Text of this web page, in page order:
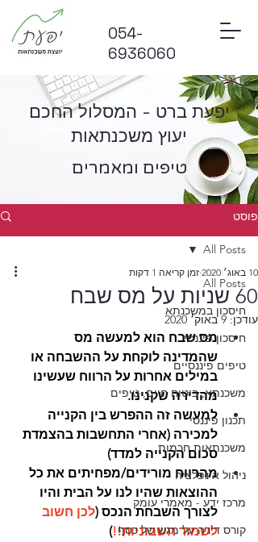
054-
6936060
פוסט
All Posts
חיסכון במשכנתא
חיסכון פיננסי
טיפים פיננסיים
משכנתא, ביטוח חיים, טיפים
תכנון פיננסי
משכנתאות חכמות
ניהול אינפלציה
מרכז ידע - מאמרי עומק
קורס דירה על מגש של כסף
All Posts
60 שניות על מס שבח
10 באוג׳ 2020 זמן קריאה 1 דקות
עודכן:9 באוק׳ 2020
מס שבח הוא למעשה מס
שהמדינה לוקחת על ההשבחה או
במילים אחרות על הרווח שעשינו
מהדירה שקנינו.
למעשה זה ההפרש בין הקנייה
למכירה (אחרי התחשבות בהצמדת
סכום הקנייה למדד)
מהרווח מורידים/מפחיתים את כל
ההוצאות שהיו לנו על הבית והיו
לצורך השבחת הנכס (לכן חשוב
לשמור חשבוניות!!)
יפעת ברט - המסלול החכם
יעוץ משכנתאות
טיפים ומאמרים